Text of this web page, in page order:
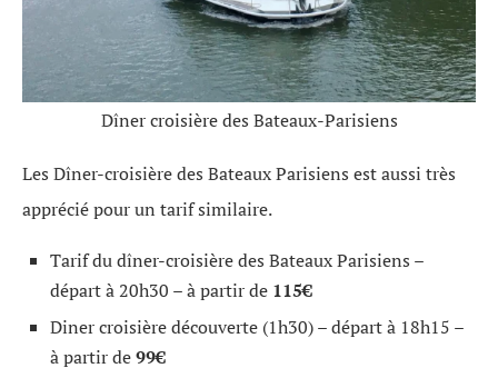
Dîner croisière des Bateaux-Parisiens
Les Dîner-croisière des Bateaux Parisiens est aussi très
apprécié pour un tarif similaire.
Tarif du dîner-croisière des Bateaux Parisiens –
départ à 20h30 – à partir de 115€
Diner croisière découverte (1h30) – départ à 18h15 –
à partir de99€